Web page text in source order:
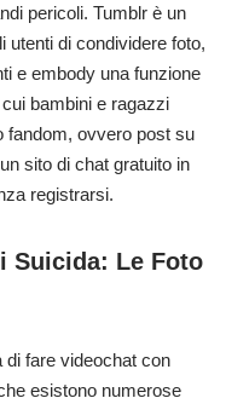
pericoli. Tumblr è un
utenti di condividere foto,
e embody una funzione
bambini e ragazzi
fandom, ovvero post su
sito di chat gratuito in
registrarsi.
Suicida: Le Foto
di fare videochat con
esistono numerose